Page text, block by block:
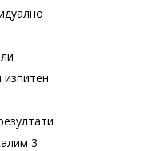
изпитен
3